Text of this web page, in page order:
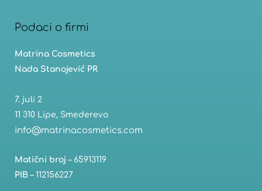
Podaci o firmi
Matrina Cosmetics
Nada Stanojević PR
7. juli 2
11 310 Lipe, Smederevo
info@matrinacosmetics.com
Matični broj – 65913119
PIB – 112156227